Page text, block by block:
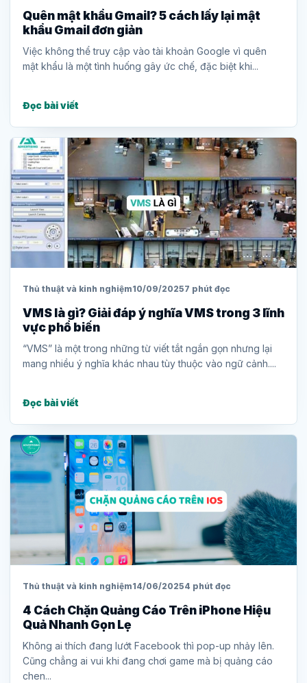
Quên mật khẩu Gmail? 5 cách lấy lại mật
khẩu Gmail đơn giản
Việc không thể truy cập vào tài khoản Google vì quên
mật khẩu là một tình huống gây ức chế, đặc biệt khi...
Đọc bài viết
Thủ thuật và kinh nghiệm10/09/20257 phút đọc
VMS là gì? Giải đáp ý nghĩa VMS trong 3 lĩnh
vực phổ biến
“VMS” là một trong những từ viết tắt ngắn gọn nhưng lại
mang nhiều ý nghĩa khác nhau tùy thuộc vào ngữ cảnh....
Đọc bài viết
Thủ thuật và kinh nghiệm14/06/20254 phút đọc
4 Cách Chặn Quảng Cáo Trên iPhone Hiệu
Quả Nhanh Gọn Lẹ
Không ai thích đang lướt Facebook thì pop-up nhảy lên.
Cũng chẳng ai vui khi đang chơi game mà bị quảng cáo
chen...